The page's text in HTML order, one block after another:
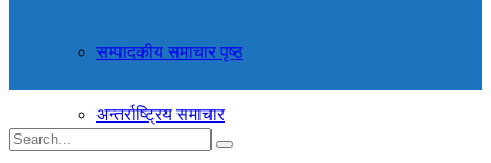
सम्पादकीय समाचार पृष्ठ
अन्तर्राष्ट्रिय समाचार
गृहपृष्ठ